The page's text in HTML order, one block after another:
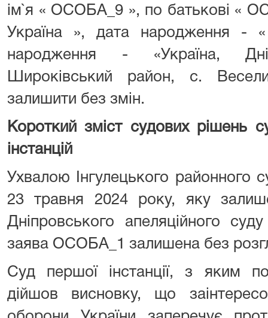
ім`я « ОСОБА_9 », по батькові «
Україна », дата народження -
народження - «Україна,
Широківський район, с.
залишити без змін.
Короткий зміст судових рішень
інстанцій
Ухвалою Інгулецького районного
23 травня 2024 року, яку
Дніпровського апеляційного
заява ОСОБА_1 залишена без
Суд першої інстанції, з яким
дійшов висновку, що